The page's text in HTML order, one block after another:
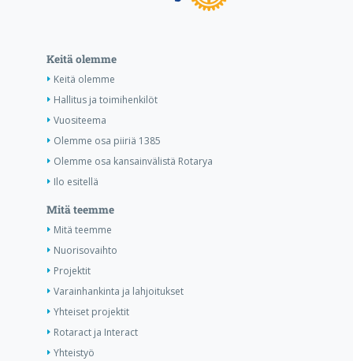
Keitä olemme
Keitä olemme
Hallitus ja toimihenkilöt
Vuositeema
Olemme osa piiriä 1385
Olemme osa kansainvälistä Rotarya
Ilo esitellä
Mitä teemme
Mitä teemme
Nuorisovaihto
Projektit
Varainhankinta ja lahjoitukset
Yhteiset projektit
Rotaract ja Interact
Yhteistyö